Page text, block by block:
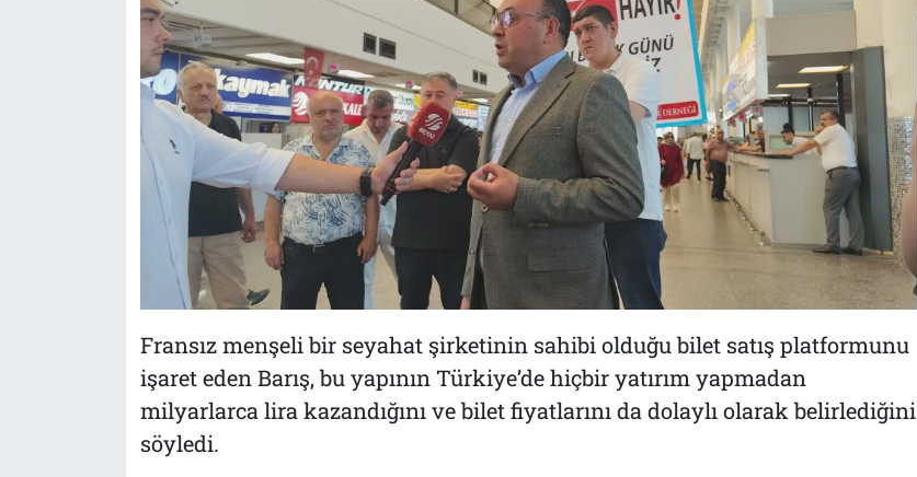
Fransız menşeli bir seyahat şirketinin sahibi olduğu bilet satış platformunu
işaret eden Barış, bu yapının Türkiye’de hiçbir yatırım yapmadan
milyarlarca lira kazandığını ve bilet fiyatlarını da dolaylı olarak belirlediğini
söyledi.